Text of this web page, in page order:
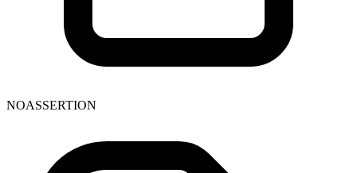
NOASSERTION